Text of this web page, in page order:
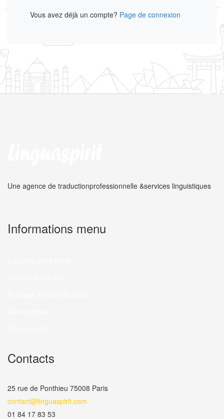
Vous avez déjà un compte? Page de connexion
Une agence de traductionprofessionnelle &services linguistiques
Informations menu
Contacts
25 rue de Ponthieu 75008 Paris
contact@linguaspirit.com
01 84 17 83 53